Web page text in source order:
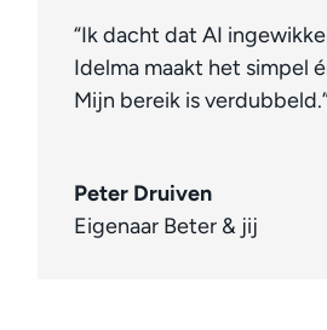
“Ik dacht dat AI
Idelma maakt het simpel
Mijn bereik is
Peter Druiven
Eigenaar Beter & jij